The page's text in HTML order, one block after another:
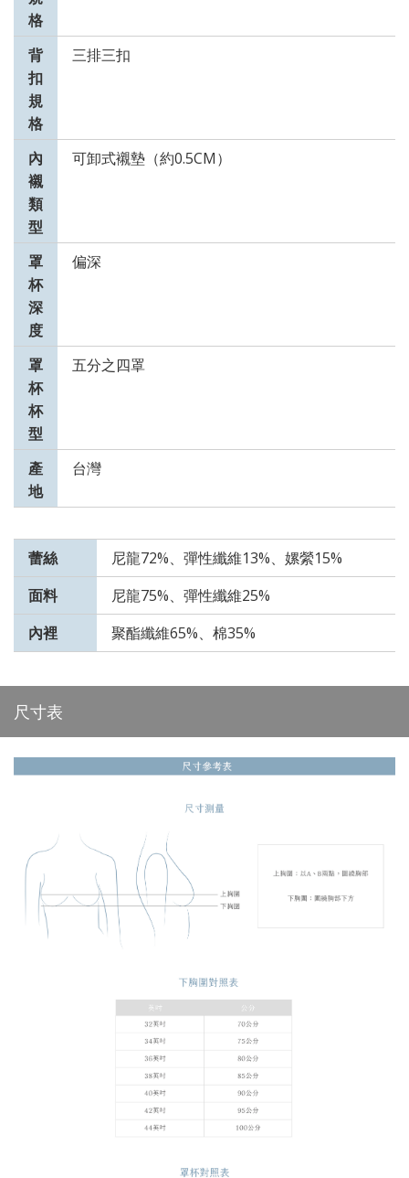
格
背
扣
規
格
三排三扣
內
襯
類
型
可卸式襯墊（約0.5CM）
罩
杯
深
度
偏深
罩
杯
杯
型
五分之四罩
產
地
台灣
蕾絲
尼龍72%、彈性纖維13%、嫘縈15%
面料
尼龍75%、彈性纖維25%
內裡
聚酯纖維65%、棉35%
尺寸表